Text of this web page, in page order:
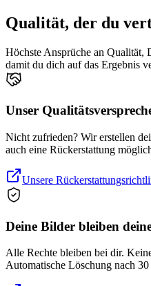
Qualität, der du
Höchste Ansprüche an Qualität,
damit du dich auf das Ergebnis
Unser
Nicht zufrieden? Wir erstellen
auch eine Rückerstattung
Unsere
Deine Bilder bleiben
Alle Rechte bleiben bei dir.
Automatische Löschung nach